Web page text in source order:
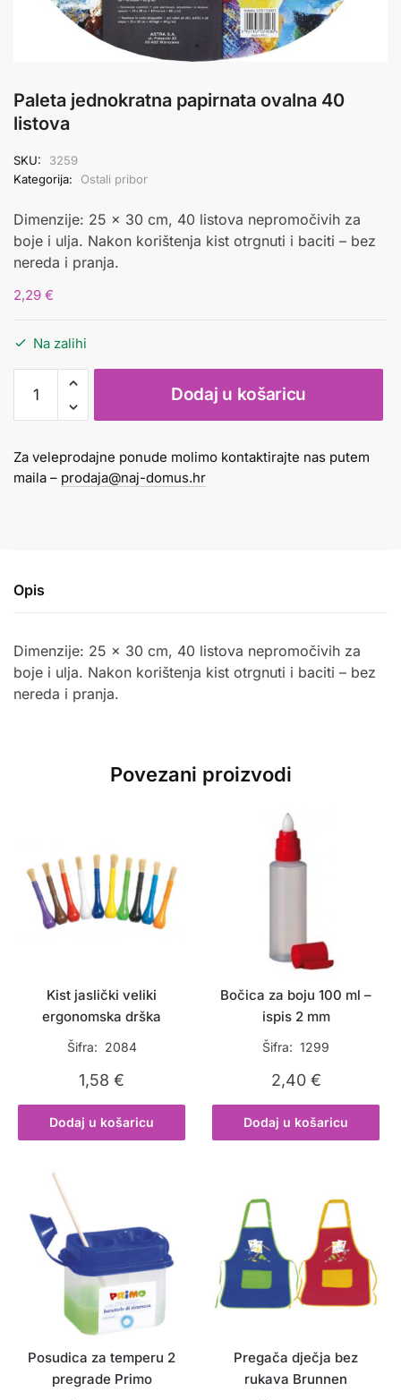
Paleta jednokratna papirnata ovalna 40
listova
SKU:
3259
Kategorija:
Ostali pribor
Dimenzije: 25 x 30 cm, 40 listova nepromočivih za
boje i ulja. Nakon korištenja kist otrgnuti i baciti – bez
nereda i pranja.
2,29 €
Na zalihi
jednokratna
papirnata
40
listova
Dodaj u košaricu
Za veleprodajne ponude molimo kontaktirajte nas putem
maila – prodaja@naj-domus.hr
Opis
Dimenzije: 25 x 30 cm, 40 listova nepromočivih za
boje i ulja. Nakon korištenja kist otrgnuti i baciti – bez
nereda i pranja.
Povezani proizvodi
Kist jaslički veliki
ergonomska drška
Šifra: 2084
1,58€
Dodaj u košaricu
Bočica za boju 100 ml –
ispis 2 mm
Šifra: 1299
2,40 €
Dodaj u košaricu
Posudica za temperu 2
pregrade Primo
Pregača dječja bez
rukava Brunnen